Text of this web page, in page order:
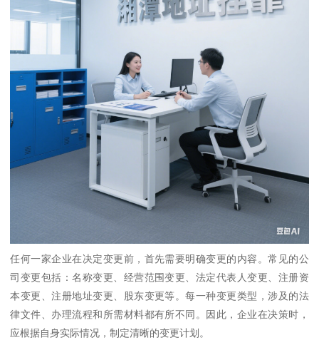
任何一家企业在决定变更前，首先需要明确变更的内容。常见的公
司变更包括：名称变更、经营范围变更、法定代表人变更、注册资
本变更、注册地址变更、股东变更等。每一种变更类型，涉及的法
律文件、办理流程和所需材料都有所不同。因此，企业在决策时，
应根据自身实际情况，制定清晰的变更计划。